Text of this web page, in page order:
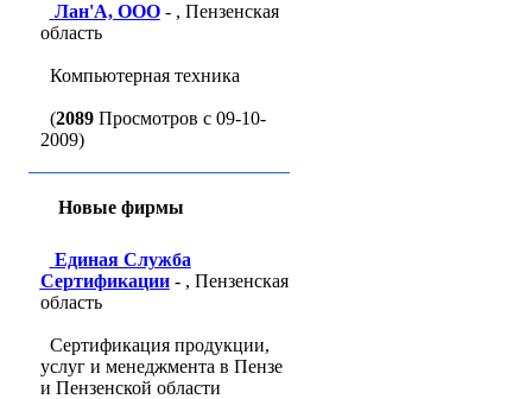
Лан'A, ООО- , Пензенская
область
Компьютерная техника
(2089Просмотров с 09-10-
2009)
Новые фирмы
Единая Служба
Сертификации- , Пензенская
область
Сертификация продукции,
услуг и менеджмента в Пензе
и Пензенской области